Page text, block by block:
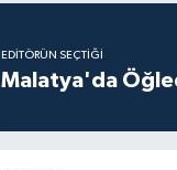
EDITÖRÜN SEÇTIĞI
Malatya'da